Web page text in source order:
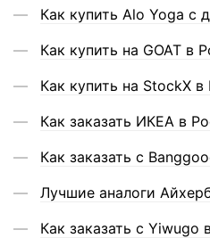
Как купить Alo Yoga с
Как купить на GOAT в
Как купить на StockX
Как заказать ИКЕА в
Как заказать с
Лучшие аналоги
Как заказать с Yiwugo